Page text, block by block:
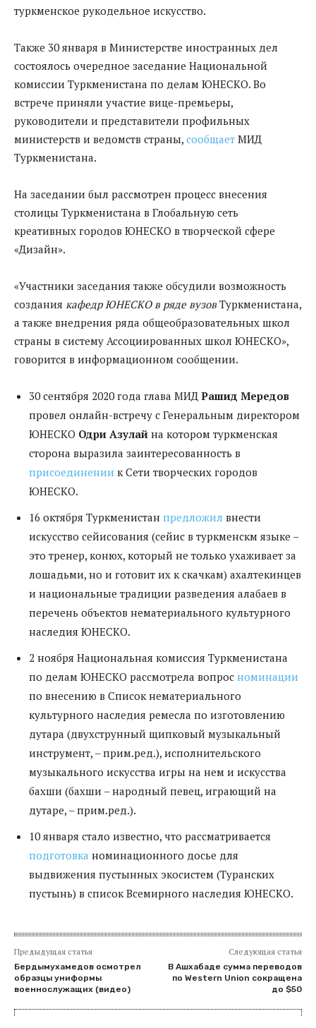
туркменское рукодельное искусство.
Также 30 января в Министерстве иностранных дел
состоялось очередное заседание Национальной
комиссии Туркменистана по делам ЮНЕСКО. Во
встрече приняли участие вице-премьеры,
руководители и представители профильных
министерств и ведомств страны, сообщает МИД
Туркменистана.
На заседании был рассмотрен процесс внесения
столицы Туркменистана в Глобальную сеть
креативных городов ЮНЕСКО в творческой сфере
«Дизайн».
«Участники заседания также обсудили возможность
создания кафедр ЮНЕСКО в ряде вузовТуркменистана,
а также внедрения ряда общеобразовательных школ
страны в систему Ассоциированных школ ЮНЕСКО»,
говорится в информационном сообщении.
30 сентября 2020 года глава МИД Рашид Мередов
провел онлайн-встречу с Генеральным директором
ЮНЕСКО Одри Азулай на котором туркменская
сторона выразила заинтересованность в
присоединении к Сети творческих городов
ЮНЕСКО.
16 октября Туркменистан предложил внести
искусство сейисования (сейис в туркменскм языке –
это тренер, конюх, который не только ухаживает за
лошадьми, но и готовит их к скачкам) ахалтекинцев
и национальные традиции разведения алабаев в
перечень объектов нематериального культурного
наследия ЮНЕСКО.
2 ноября Национальная комиссия Туркменистана
по делам ЮНЕСКО рассмотрела вопрос номинации
по внесению в Список нематериального
культурного наследия ремесла по изготовлению
дутара (двухструнный щипковый музыкальный
инструмент, – прим.ред.), исполнительского
музыкального искусства игры на нем и искусства
бахши (бахши – народный певец, играющий на
дутаре, – прим.ред.).
10 января стало известно, что рассматривается
подготовка номинационного досье для
выдвижения пустынных экосистем (Туранских
пустынь) в список Всемирного наследия ЮНЕСКО.
Предыдущая статья
Бердымухамедов осмотрел
образцы униформы
военнослужащих (видео)
Следующая статья
В Ашхабаде сумма переводов
по Western Union сокращена
до $50